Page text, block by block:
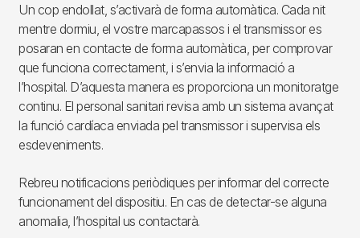
Un cop endollat, s’activarà de forma automàtica. Cada nit
mentre dormiu, el vostre marcapassos i el transmissor es
posaran en contacte de forma automàtica, per comprovar
que funciona correctament, i s’envia la informació a
l’hospital. D’aquesta manera es proporciona un monitoratge
continu. El personal sanitari revisa amb un sistema avançat
la funció cardíaca enviada pel transmissor i supervisa els
esdeveniments.
Rebreu notificacions periòdiques per informar del correcte
funcionament del dispositiu. En cas de detectar-se alguna
anomalia, l’hospital us contactarà.